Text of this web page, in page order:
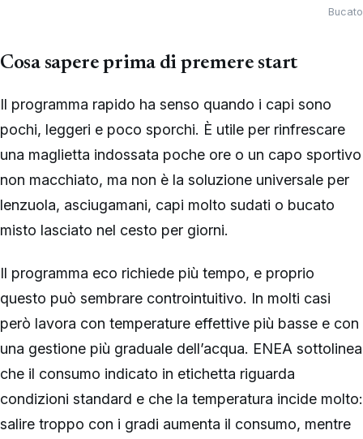
Cosa sapere prima di premere start
Il programma rapido ha senso quando i capi sono
pochi, leggeri e poco sporchi. È utile per rinfrescare
una maglietta indossata poche ore o un capo sportivo
non macchiato, ma non è la soluzione universale per
lenzuola, asciugamani, capi molto sudati o bucato
misto lasciato nel cesto per giorni.
Il programma eco richiede più tempo, e proprio
questo può sembrare controintuitivo. In molti casi
però lavora con temperature effettive più basse e con
una gestione più graduale dell’acqua. ENEA sottolinea
che il consumo indicato in etichetta riguarda
condizioni standard e che la temperatura incide molto:
salire troppo con i gradi aumenta il consumo, mentre